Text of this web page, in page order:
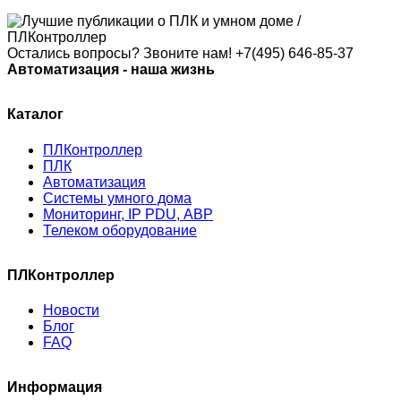
Остались вопросы? Звоните нам! +7(495) 646-85-37
Автоматизация - наша жизнь
Каталог
ПЛКонтроллер
ПЛК
Автоматизация
Системы умного дома
Мониторинг, IP PDU, АВР
Телеком оборудование
ПЛКонтроллер
Новости
Блог
FAQ
Информация